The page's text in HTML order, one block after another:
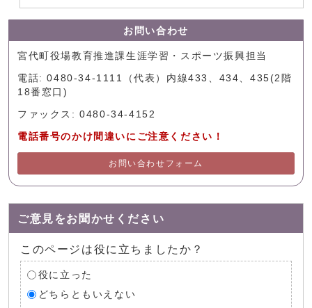
お問い合わせ
宮代町役場教育推進課生涯学習・スポーツ振興担当
電話: 0480-34-1111（代表）内線433、434、435(2階
18番窓口)
ファックス: 0480-34-4152
電話番号のかけ間違いにご注意ください！
お問い合わせフォーム
ご意見をお聞かせください
このページは役に立ちましたか？
役に立った
どちらともいえない